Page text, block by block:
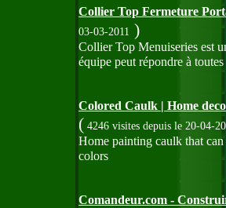
Collier Top Fermeture
03-03-2011 )
Collier Top Menuiseries est
équipe peut répondre à
Colored Caulk | Home
( 4246 visites depuis le 20-04-
Home painting caulk that
colors
Comandeur.com -